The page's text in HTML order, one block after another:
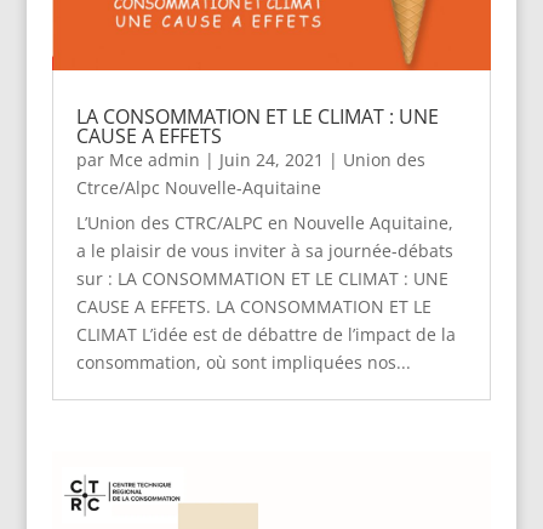
LA CONSOMMATION ET LE CLIMAT : UNE
CAUSE A EFFETS
par Mce admin | Juin 24, 2021 | Union des
Ctrce/Alpc Nouvelle-Aquitaine
L’Union des CTRC/ALPC en Nouvelle Aquitaine,
a le plaisir de vous inviter à sa journée-débats
sur : LA CONSOMMATION ET LE CLIMAT : UNE
CAUSE A EFFETS. LA CONSOMMATION ET LE
CLIMAT L’idée est de débattre de l’impact de la
consommation, où sont impliquées nos...